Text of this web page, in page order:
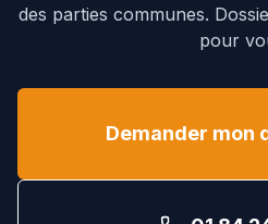
des parties communes.
pour
Demander mon